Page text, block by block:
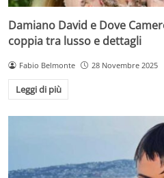
Damiano David e Dove
coppia tra lusso e dettagli
Fabio Belmonte 28 Novembre 2025
Leggi di più